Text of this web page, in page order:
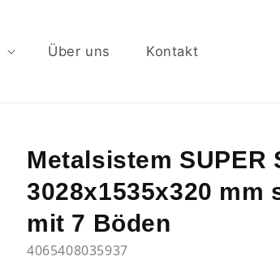
Über uns Kontakt
Metalsistem SUPER
3028x1535x320
mit 7 Böden
4065408035937